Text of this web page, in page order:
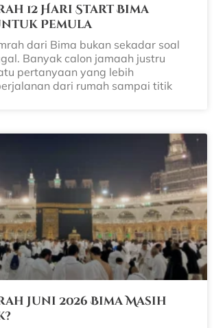
12 Hari Start Bima
Pemula
dari Bima bukan sekadar soal
Banyak calon jamaah justru
pertanyaan yang lebih
dari rumah sampai titik
Juni 2026 Bima Masih